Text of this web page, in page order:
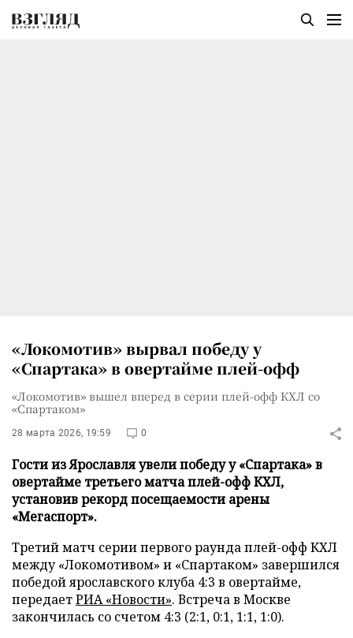
«Локомотив» вырвал победу у
«Спартака» в овертайме плей-офф
«Локомотив» вышел вперед в серии плей-офф КХЛ со
«Спартаком»
28 марта 2026, 19:59 0
Гости из Ярославля увели победу у «Спартака» в
овертайме третьего матча плей-офф КХЛ,
установив рекорд посещаемости арены
«Мегаспорт».
Третий матч серии первого раунда плей-офф КХЛ
между «Локомотивом» и «Спартаком» завершился
победой ярославского клуба 4:3 в овертайме,
передаетРИА «Новости». Встреча в Москве
закончилась со счетом 4:3 (2:1, 0:1, 1:1, 1:0).